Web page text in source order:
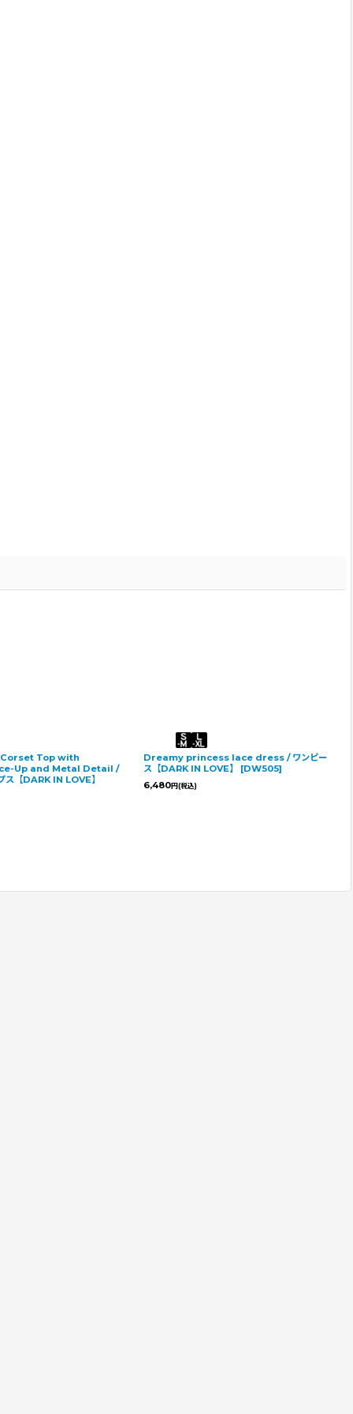
Top with
Up and Metal Detail /
ス【DARK IN LOVE】
Dreamy princess lace dress / ワンピー
ス【DARK IN LOVE】
[DW505]
6,480円(税込)